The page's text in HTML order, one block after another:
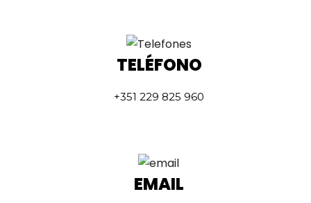
TELÉFONO
+351 229 825 960
EMAIL